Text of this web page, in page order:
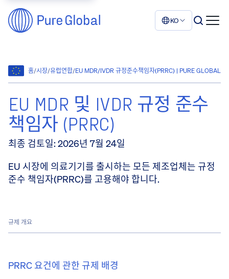
KO
홈/시장/유럽연합/EU MDR/IVDR 규정준수책임자(PRRC) | PURE GLOBAL
EU MDR 및 IVDR 규정 준수
책임자 (PRRC)
최종 검토일: 2026년 7월 24일
EU 시장에 의료기기를 출시하는 모든 제조업체는 규정
준수 책임자(PRRC)를 고용해야 합니다.
규제 개요
PRRC 요건에 관한 규제 배경